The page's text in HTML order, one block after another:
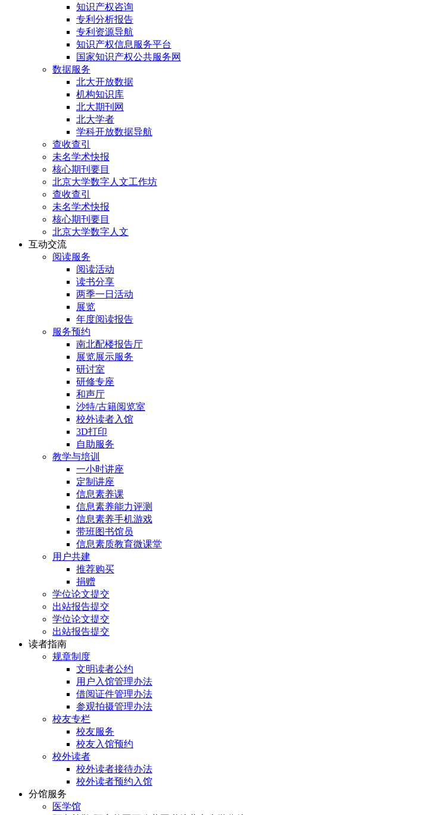
知识产权咨询
专利分析报告
专利资源导航
知识产权信息服务平台
国家知识产权公共服务网
数据服务
北大开放数据
机构知识库
北大期刊网
北大学者
学科开放数据导航
查收查引
未名学术快报
核心期刊要目
北京大学数字人文工作坊
查收查引
未名学术快报
核心期刊要目
北京大学数字人文
互动交流
阅读服务
阅读活动
读书分享
两季一日活动
展览
年度阅读报告
服务预约
南北配楼报告厅
展览展示服务
研讨室
研修专座
和声厅
沙特/古籍阅览室
校外读者入馆
3D打印
自助服务
教学与培训
一小时讲座
定制讲座
信息素养课
信息素养能力评测
信息素养手机游戏
带班图书馆员
信息素质教育微课堂
用户共建
推荐购买
捐赠
学位论文提交
出站报告提交
学位论文提交
出站报告提交
读者指南
规章制度
文明读者公约
用户入馆管理办法
借阅证件管理办法
参观拍摄管理办法
校友专栏
校友服务
校友入馆预约
校外读者
校外读者接待办法
校外读者预约入馆
分馆服务
医学馆